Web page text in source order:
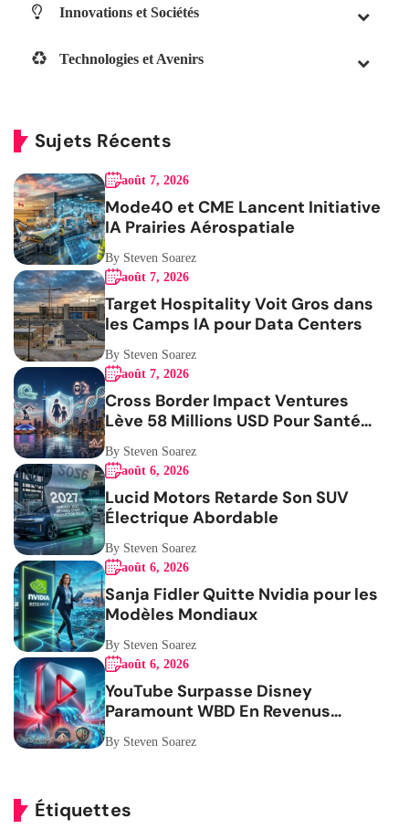
Innovations et Sociétés
Technologies et Avenirs
Sujets Récents
août 7, 2026
Mode40 et CME Lancent Initiative
IA Prairies Aérospatiale
By Steven Soarez
août 7, 2026
Target Hospitality Voit Gros dans
les Camps IA pour Data Centers
By Steven Soarez
août 7, 2026
Cross Border Impact Ventures
Lève 58 Millions USD Pour Santé
Femmes
By Steven Soarez
août 6, 2026
Lucid Motors Retarde Son SUV
Électrique Abordable
By Steven Soarez
août 6, 2026
Sanja Fidler Quitte Nvidia pour les
Modèles Mondiaux
By Steven Soarez
août 6, 2026
YouTube Surpasse Disney
Paramount WBD En Revenus
Publicitaires
By Steven Soarez
Étiquettes